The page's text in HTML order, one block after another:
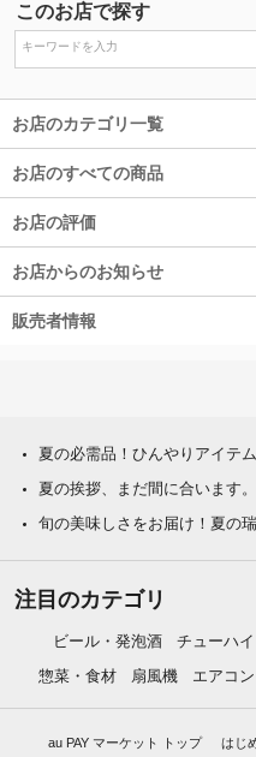
このお店で探す
お店のカテゴリ一覧
お店のすべての商品
お店の評価
お店からのお知らせ
販売者情報
夏の必需品！ひんやりアイテム
夏の挨拶、まだ間に合います。
旬の美味しさをお届け！夏の
注目のカテゴリ
ビール・発泡酒 チューハイ
惣菜・食材
扇風機 エアコン
au PAY マーケット トップ はじ